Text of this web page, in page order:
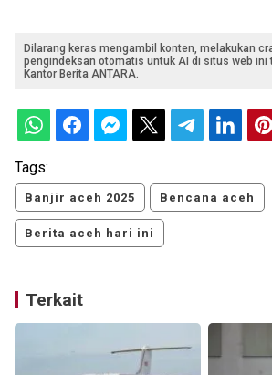
Dilarang keras mengambil konten, melakukan
pengindeksan otomatis untuk AI di situs web ini
Kantor Berita ANTARA.
Tags:
Banjir aceh 2025 Bencana aceh
Berita aceh hari ini
Terkait